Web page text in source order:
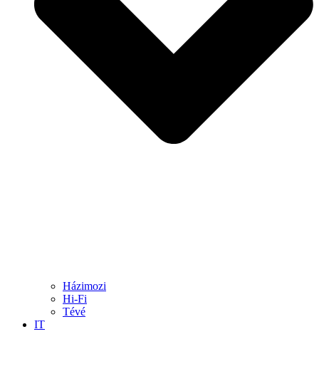
Házimozi
Hi-Fi
Tévé
IT